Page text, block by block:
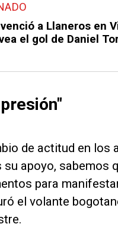
a Llaneros en
el gol de Daniel
de actitud en los
apoyo, sabemos
para
el volante